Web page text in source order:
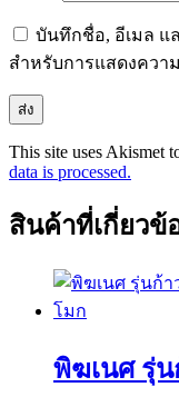
บันทึกชื่อ, อีเมล แ
สำหรับการแสดงควา
This site uses Akismet
data is processed.
สินค้าที่เกี่ยวข้
พิฆเนศ รุ่น